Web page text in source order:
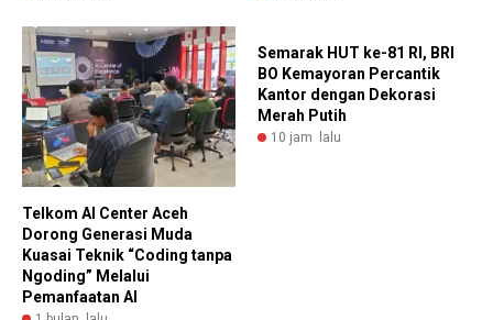
Telkom AI Center Aceh
Dorong Generasi Muda
Kuasai Teknik “Coding tanpa
Ngoding” Melalui
Pemanfaatan AI
Semarak HUT ke-81 RI, BRI
BO Kemayoran Percantik
Kantor dengan Dekorasi
Merah Putih
10 jam lalu